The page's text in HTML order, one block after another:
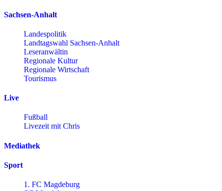
Sachsen-Anhalt
Landespolitik
Landtagswahl Sachsen-Anhalt
Leseranwältin
Regionale Kultur
Regionale Wirtschaft
Tourismus
Live
Fußball
Livezeit mit Chris
Mediathek
Sport
1. FC Magdeburg